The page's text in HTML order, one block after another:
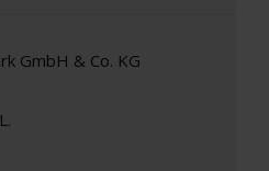
GmbH & Co. KG